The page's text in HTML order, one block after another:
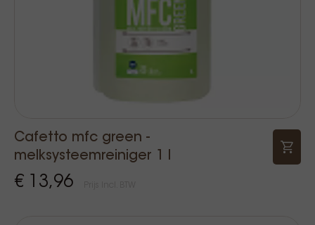
Cafetto mfc green -
melksysteemreiniger 1 l
€ 13,96